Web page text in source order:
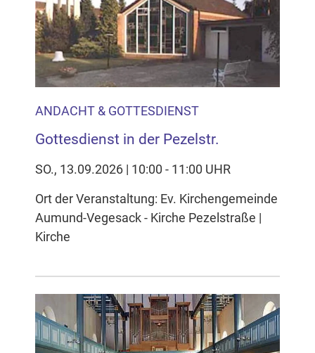
ANDACHT & GOTTESDIENST
Gottesdienst in der Pezelstr.
SO., 13.09.2026 | 10:00 - 11:00 UHR
Ort der Veranstaltung: Ev. Kirchengemeinde
Aumund-Vegesack - Kirche Pezelstraße |
Kirche